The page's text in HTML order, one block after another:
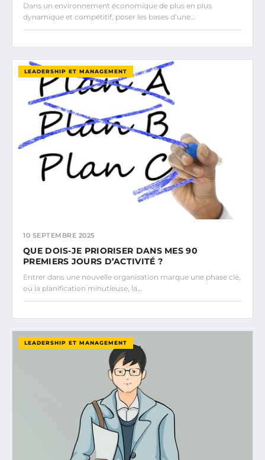
Dans un environnement économique de plus en plus
dynamique et compétitif, poser les bases d’une…
LEADERSHIP ET MANAGEMENT
10 SEPTEMBRE 2025
QUE DOIS-JE PRIORISER DANS MES 90
PREMIERS JOURS D’ACTIVITÉ ?
Entrer dans une nouvelle organisation marque une phase clé,
où la planification minutieuse, la…
LEADERSHIP ET MANAGEMENT